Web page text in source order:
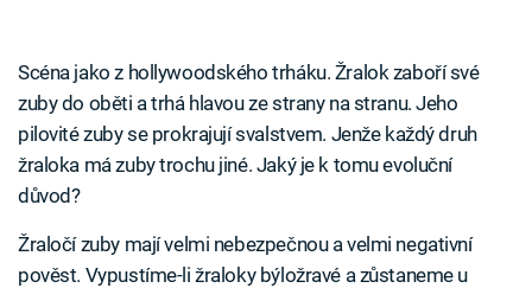
Scéna jako z hollywoodského trháku. Žralok zaboří své
zuby do oběti a trhá hlavou ze strany na stranu. Jeho
pilovité zuby se prokrajují svalstvem. Jenže každý druh
žraloka má zuby trochu jiné. Jaký je k tomu evoluční
důvod?
Žraločí zuby mají velmi nebezpečnou a velmi negativní
pověst. Vypustíme-li žraloky býložravé a zůstaneme u